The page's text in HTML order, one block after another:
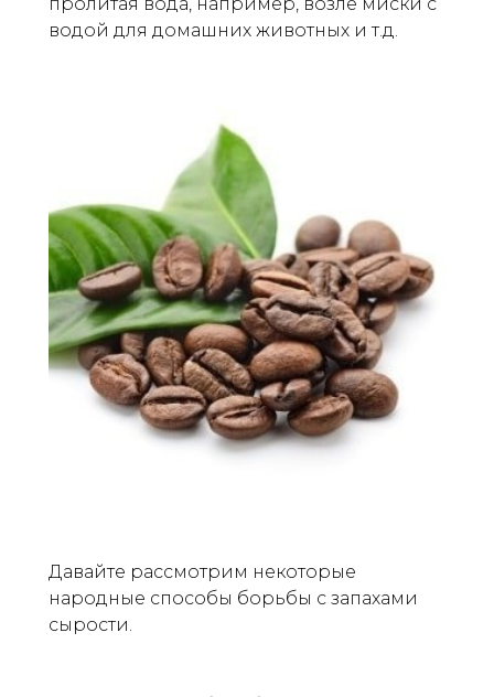
водой для домашних животных и т.д.
Давайте рассмотрим некоторые
народные способы борьбы с запахами
сырости.